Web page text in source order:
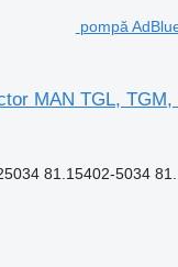
pompă
MAN TGL,
81.15402-5034